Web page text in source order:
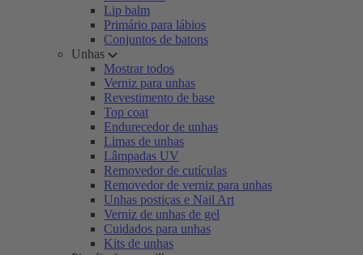
Lip balm
Primário para lábios
Conjuntos de batons
Unhas
Mostrar todos
Verniz para unhas
Revestimento de base
Top coat
Endurecedor de unhas
Limas de unhas
Lâmpadas UV
Removedor de cutículas
Removedor de verniz para unhas
Unhas postiças e Nail Art
Verniz de unhas de gel
Cuidados para unhas
Kits de unhas